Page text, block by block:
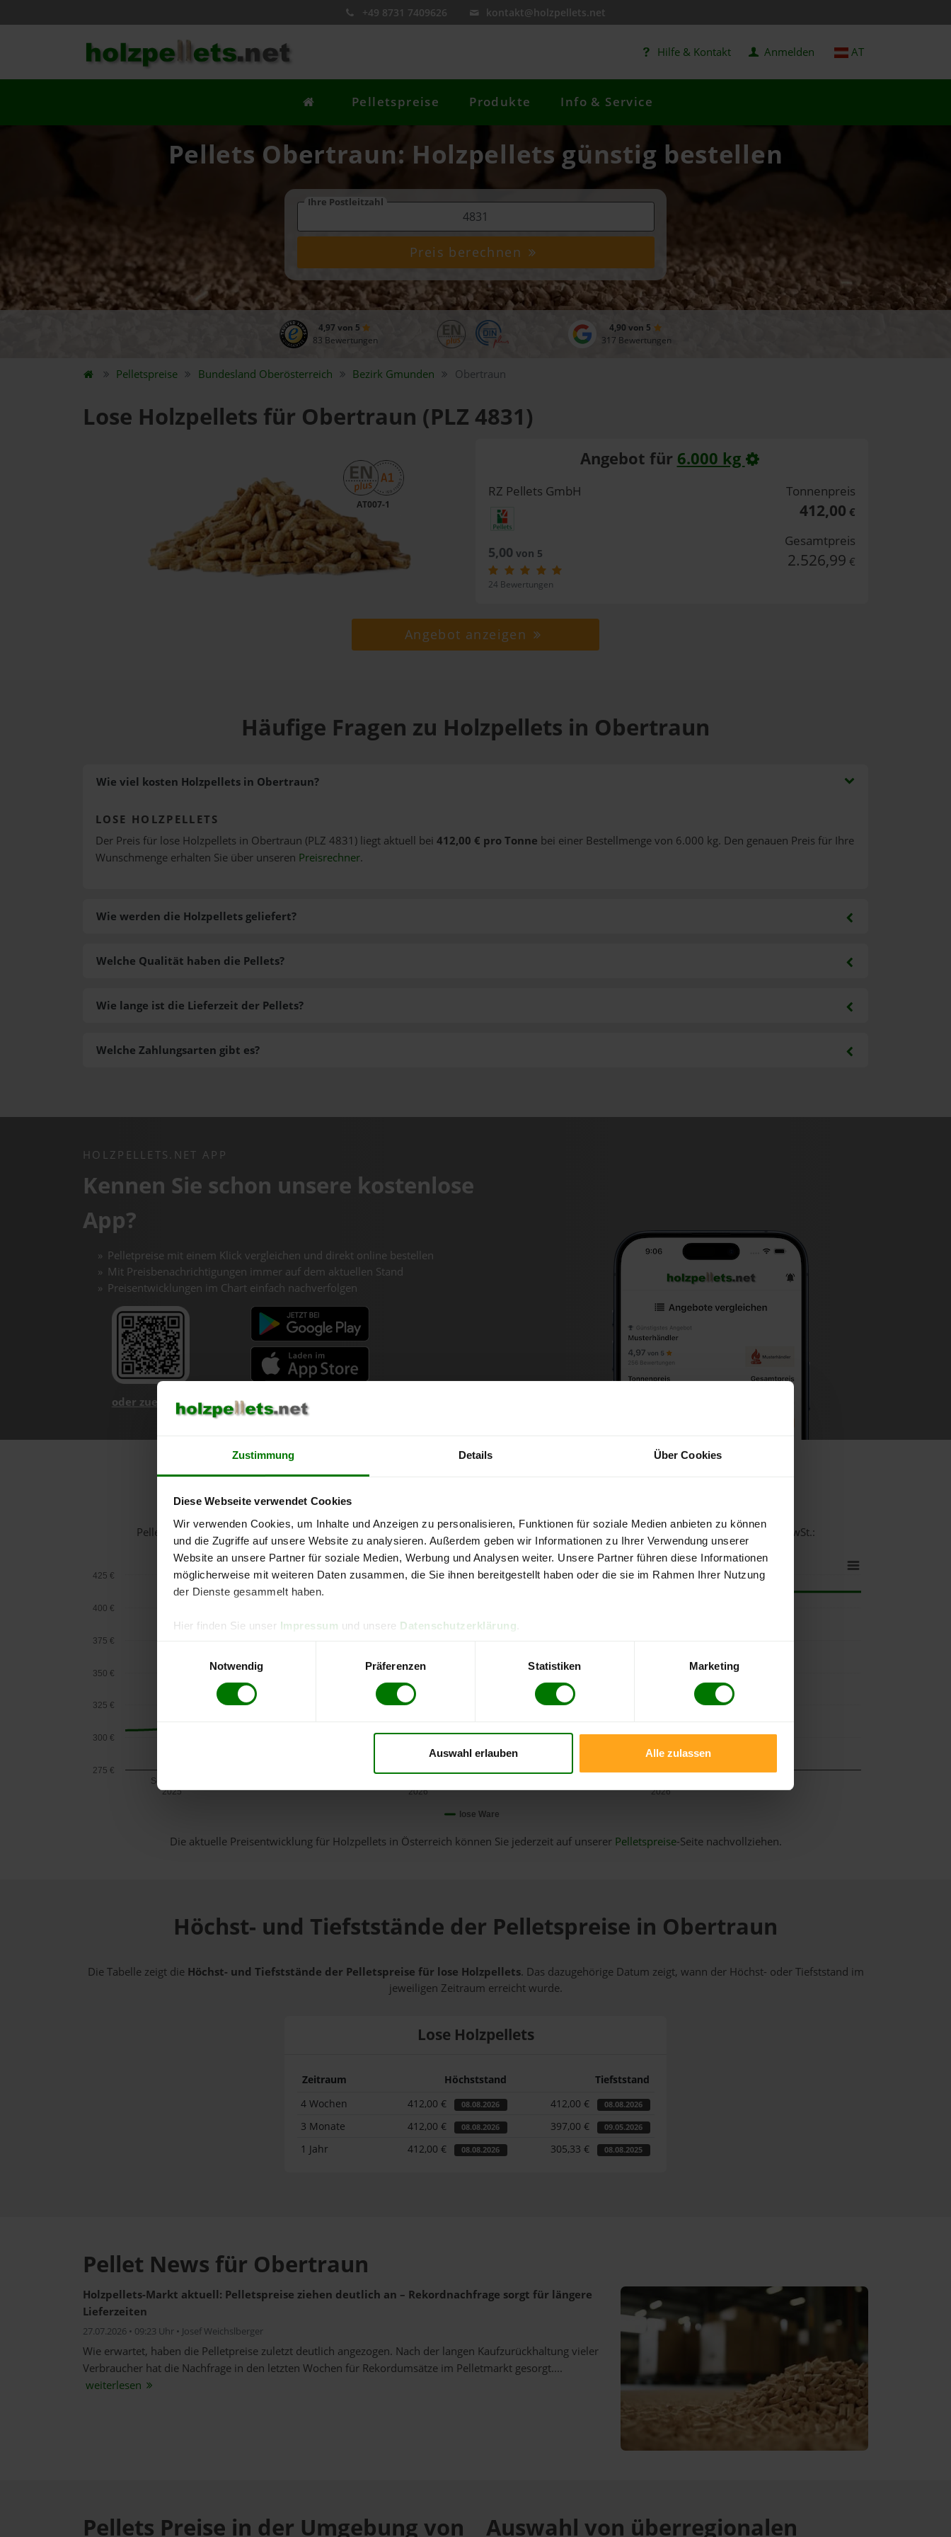
Zustimmung Details Über Cookies
Diese Webseite verwendet Cookies
Wir verwenden Cookies, um Inhalte und Anzeigen zu personalisieren, Funktionen für soziale Medien anbieten zu können
und die Zugriffe auf unsere Website zu analysieren. Außerdem geben wir Informationen zu Ihrer Verwendung unserer
Website an unsere Partner für soziale Medien, Werbung und Analysen weiter. Unsere Partner führen diese Informationen
möglicherweise mit weiteren Daten zusammen, die Sie ihnen bereitgestellt haben oder die sie im Rahmen Ihrer Nutzung
der Dienste gesammelt haben.
Hier finden Sie unser Impressum und unsere Datenschutzerklärung
Notwendig
Präferenzen Statistiken Marketing
Auswahl erlauben Alle zulassen
+49 8731 7409626 kontakt@holzpellets.net
Hilfe & Kontakt Anmelden AT
Pelletspreise Produkte Info & Service
Pellets Obertraun: Holzpellets günstig bestellen
Ihre Postleitzahl
Preis berechnen
4,97 von 5
83 Bewertungen
4,90 von 5
317 Bewertungen
Pelletspreise Bundesland Oberösterreich Bezirk Gmunden Obertraun
Lose Holzpellets für Obertraun (PLZ 4831)
AT007-1
Angebot für 6.000 kg
RZ Pellets GmbH
5,00 von 5
24 Bewertungen
Tonnenpreis
412,00 €
Gesamtpreis
2.526,99 €
Angebot anzeigen
Häufige Fragen zu Holzpellets in Obertraun
Wie viel kosten Holzpellets in Obertraun?
LOSE HOLZPELLETS
Der Preis für lose Holzpellets in Obertraun (PLZ 4831) liegt aktuell bei 412,00 € pro Tonne bei einer Bestellmenge von 6.000 kg. Den genauen Preis für Ihre
Wunschmenge erhalten Sie über unseren Preisrechner.
Wie werden die Holzpellets geliefert?
Welche Zahlungsarten gibt es?
Welche Qualität haben die Pellets?
Wie lange ist die Lieferzeit der Pellets?
HOLZPELLETS.NET APP
Kennen Sie schon unsere kostenlose
App?
Pelletpreise mit einem Klick vergleichen und direkt online bestellen
Mit Preisbenachrichtigungen immer auf dem aktuellen Stand
Preisentwicklungen im Chart einfach nachverfolgen
oder zuerst mehr über unsere App erfahren
Holzpellets-Chart für Obertraun
Pelletspreise in Obertraun für 1 Tonne bei Abnahmevon 6 Tonnen loser Ware in DINplus-/ENplus-Qualität bei einer Lieferstelle inkl. MwSt.:
lose Ware
September
2025
2026
2026
275 €
300 €
325 €
350 €
375 €
400 €
425 €
Die aktuelle Preisentwicklung für Holzpellets in Österreich können Sie jederzeit auf unserer Pelletspreise-Seite nachvollziehen.
Höchst- und Tiefststände der Pelletspreise in Obertraun
Die Tabelle zeigt die Höchst- und Tiefststände der Pelletspreise für lose Holzpellets. Das dazugehörige Datum zeigt, wann der Höchst- oder Tiefststand im
jeweiligen Zeitraum erreicht wurde.
Lose Holzpellets
Zeitraum Höchststand
Tiefststand
4 Wochen
412,00 € 08.08.2026 412,00 € 08.08.2026
3 Monate 412,00 € 08.08.2026 397,00 € 09.05.2026
1 Jahr 412,00 € 08.08.2026 305,33 € 08.08.2025
Pellet News für Obertraun
Holzpellets-Markt aktuell: Pelletspreise ziehen deutlich an – Rekordnachfrage sorgt für längere
Lieferzeiten
27.07.2026 • 09:23 Uhr • Josef Weichslberger
Wie erwartet, haben die Pelletpreise zuletzt deutlich angezogen. Nach der langen Kaufzurückhaltung vieler
Verbraucher hat die Nachfrage in den letzten Wochen für Rekordumsätze im Pelletmarkt gesorgt....
weiterlesen
Pellets Preise in der Umgebung von Auswahl von überregionalen